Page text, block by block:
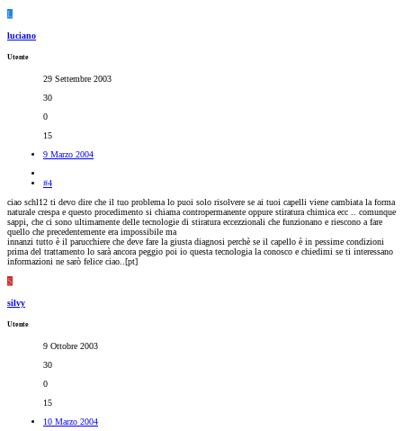
L
luciano
Utente
29 Settembre 2003
30
0
15
9 Marzo 2004
#4
ciao schl12 ti devo dire che il tuo problema lo puoi solo risolvere se ai tuoi capelli viene cambiata la forma
naturale crespa e questo procedimento si chiama contropermanente oppure stiratura chimica ecc .. comunque
sappi, che ci sono ultimamente delle tecnologie di stiratura eccezzionali che funzionano e riescono a fare
quello che precedentemente era impossibile ma
innanzi tutto è il parucchiere che deve fare la giusta diagnosi perchè se il capello è in pessime condizioni
prima del trattamento lo sarà ancora peggio poi io questa tecnologia la conosco e chiedimi se ti interessano
informazioni ne sarò felice ciao..[pt]
S
silvy
Utente
9 Ottobre 2003
30
0
15
10 Marzo 2004